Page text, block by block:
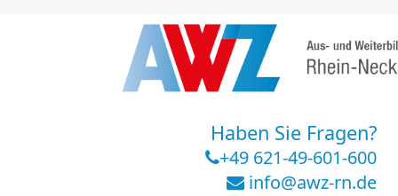
Haben Sie Fragen?
+49 621-49-601-600
info@awz-rn.de